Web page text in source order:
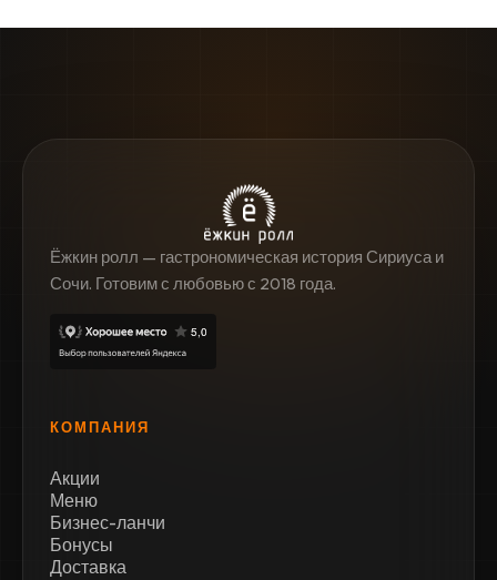
Ёжкин ролл — гастрономическая история Сириуса и
Сочи. Готовим с любовью с 2018 года.
КОМПАНИЯ
Акции
Меню
Бизнес-ланчи
Бонусы
Доставка